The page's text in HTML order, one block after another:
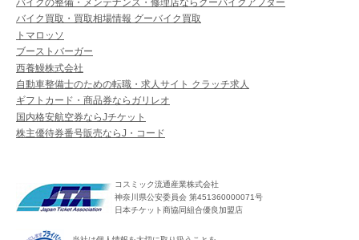
バイクの整備・メンテナンス・修理店ならグーバイクアフター
バイク買取・買取相場情報 グーバイク買取
トマロッソ
ブーストバーガー
西養鰻株式会社
自動車整備士のための転職・求人サイト クラッチ求人
ギフトカード・商品券ならガリレオ
国内格安航空券ならJチケット
株主優待券番号販売ならJ・コード
コスミック流通産業株式会社
神奈川県公安委員会 第451360000071号
日本チケット商協同組合優良加盟店